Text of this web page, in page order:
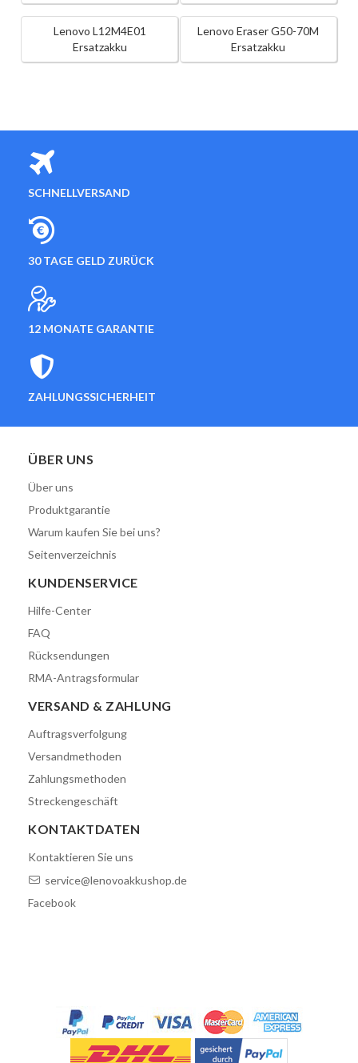
Lenovo L12M4E01
Ersatzakku
Lenovo Eraser G50-70M
Ersatzakku
SCHNELLVERSAND
30 TAGE GELD ZURÜCK
12 MONATE GARANTIE
ZAHLUNGSSICHERHEIT
ÜBER UNS
Über uns
Produktgarantie
Warum kaufen Sie bei uns?
Seitenverzeichnis
KUNDENSERVICE
Hilfe-Center
FAQ
Rücksendungen
RMA-Antragsformular
VERSAND & ZAHLUNG
Auftragsverfolgung
Versandmethoden
Zahlungsmethoden
Streckengeschäft
KONTAKTDATEN
Kontaktieren Sie uns
service@lenovoakkushop.de
Facebook